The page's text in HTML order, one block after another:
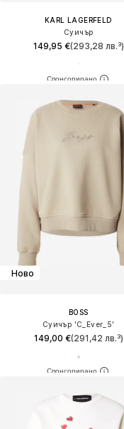
KARL LAGERFELD
Суичър
149,95 €(293,28 лв.³)
Ново
BOSS
Суичър 'C_Ever_5'
149,00 €(291,42 лв.³)